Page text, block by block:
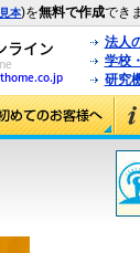
見本)を無料で作成でき
法人
学校
研究